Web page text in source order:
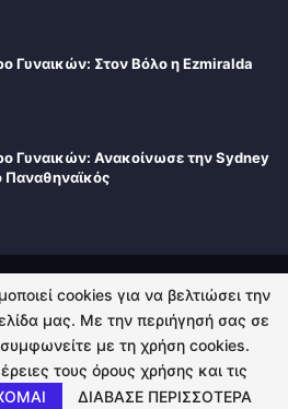
Γυναικών: Στον Βόλο η Ezmiralda
Γυναικών: Ανακοίνωσε την Sydney
Παναθηναϊκός
ΕΠΙΚΟΙΝΩΝΙΑ
All Rights Reserved.
cookies για να βελτιώσει την
μας. Με την περιήγησή σας σε
με τη χρήση cookies.
τους όρους χρήσης και τις
ΔΙΑΒΑΣΕ ΠΕΡΙΣΣΟΤΕΡΑ